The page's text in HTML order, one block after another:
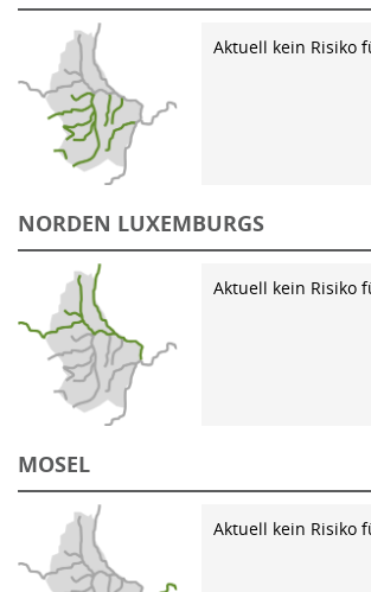
Aktuell kein Risiko
NORDEN LUXEMBURGS
Aktuell kein Risiko
MOSEL
Aktuell kein Risiko